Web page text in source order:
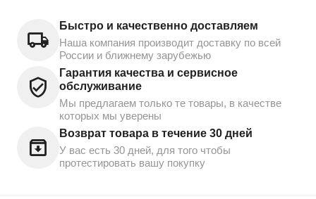
Быстро и качественно доставляем
Наша компания производит доставку по всей
России и ближнему зарубежью
Гарантия качества и сервисное
обслуживание
Мы предлагаем только те товары, в качестве
которых мы уверены
Возврат товара в течение 30 дней
У вас есть 30 дней, для того чтобы
протестировать вашу покупку